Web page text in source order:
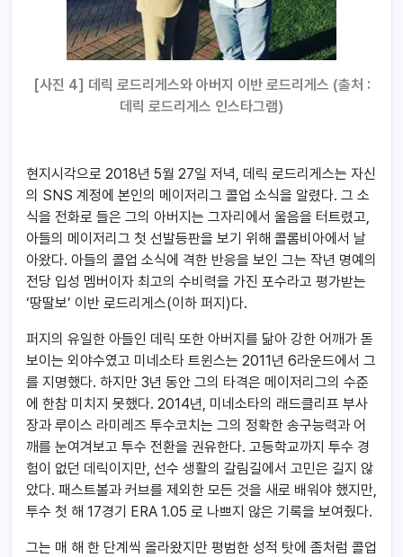
[사진 4] 데릭 로드리게스와 아버지 이반 로드리게스 (출처 :
데릭 로드리게스 인스타그램)
현지시각으로 2018년 5월 27일 저녁, 데릭 로드리게스는 자신
의 SNS 계정에 본인의 메이저리그 콜업 소식을 알렸다. 그 소
식을 전화로 들은 그의 아버지는 그자리에서 울음을 터트렸고,
아들의 메이저리그 첫 선발등판을 보기 위해 콜롬비아에서 날
아왔다. 아들의 콜업 소식에 격한 반응을 보인 그는 작년 명예의
전당 입성 멤버이자 최고의 수비력을 가진 포수라고 평가받는
‘땅딸보’ 이반 로드리게스(이하 퍼지)다.
퍼지의 유일한 아들인 데릭 또한 아버지를 닮아 강한 어깨가 돋
보이는 외야수였고 미네소타 트윈스는 2011년 6라운드에서 그
를 지명했다. 하지만 3년 동안 그의 타격은 메이저리그의 수준
에 한참 미치지 못했다. 2014년, 미네소타의 래드클리프 부사
장과 루이스 라미레즈 투수코치는 그의 정확한 송구능력과 어
깨를 눈여겨보고 투수 전환을 권유한다. 고등학교까지 투수 경
험이 없던 데릭이지만, 선수 생활의 갈림길에서 고민은 길지 않
았다. 패스트볼과 커브를 제외한 모든 것을 새로 배워야 했지만,
투수 첫 해 17경기 ERA 1.05 로 나쁘지 않은 기록을 보여줬다.
그는 매 해 한 단계씩 올라왔지만 평범한 성적 탓에 좀처럼 콜업